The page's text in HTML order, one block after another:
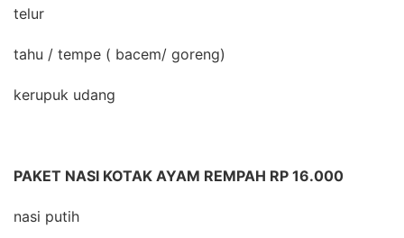
telur
tahu / tempe ( bacem/ goreng)
kerupuk udang
PAKET NASI KOTAK AYAM REMPAH RP 16.000
nasi putih